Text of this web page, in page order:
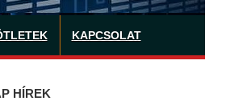
KAPCSOLAT
HÍREK